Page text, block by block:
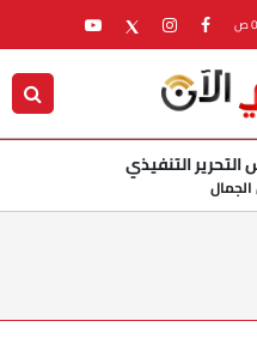
التحرير التنفيذي